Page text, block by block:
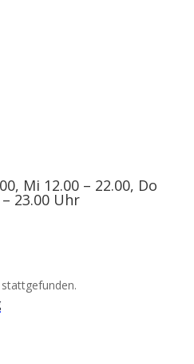
Mi 12.00 – 22.00, Do
– 23.00 Uhr